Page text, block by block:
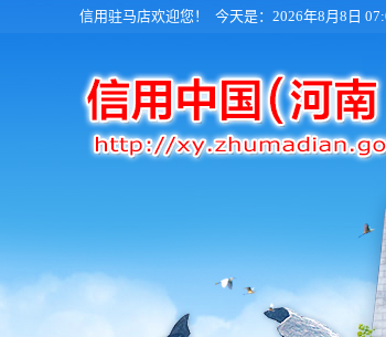
信用驻马店欢迎您！ 今天是：2026年8月8日